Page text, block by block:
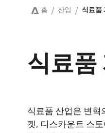
Breadcrumb
홈 산업 식료품
식료품
식료품 산업은 변혁
켓, 디스카운트 스